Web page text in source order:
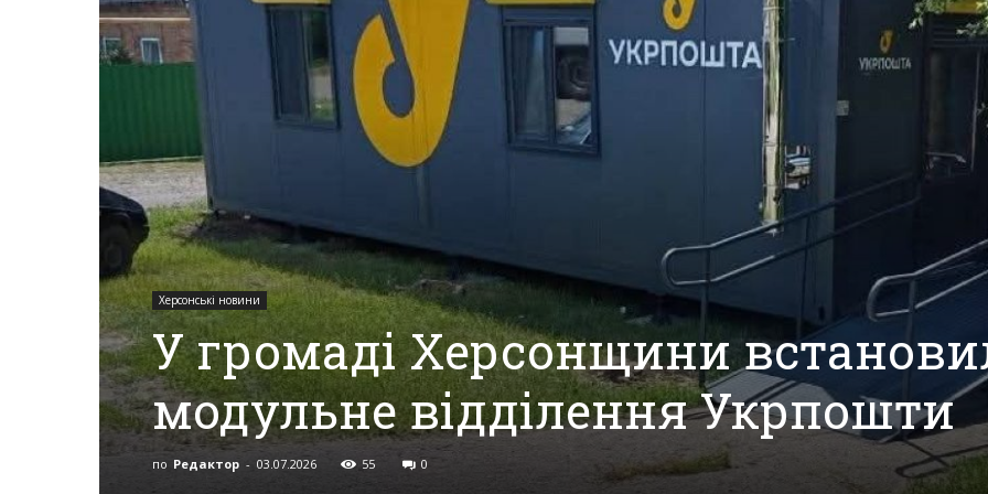
Херсона,
Херсонщини,
Події
Херсон,
Херсонські
Херсонські новини
У громаді Херсонщини
модульне відділення Укрпошти
по Редактор - 03.07.2026 55 0